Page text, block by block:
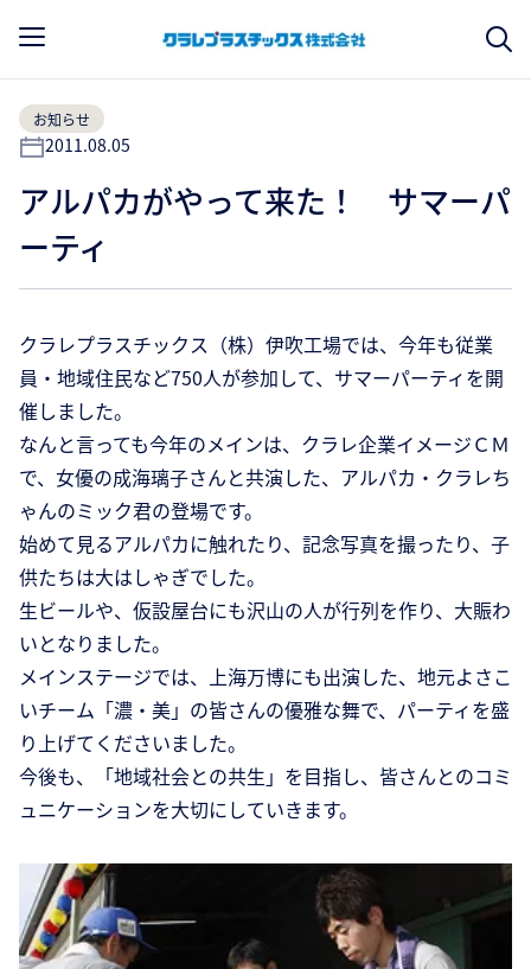
お知らせ
2011.08.05
アルパカがやって来た！ サマーパ
ーティ
クラレプラスチックス（株）伊吹工場では、今年も従業
員・地域住民など750人が参加して、サマーパーティを開
催しました。
なんと言っても今年のメインは、クラレ企業イメージＣＭ
で、女優の成海璃子さんと共演した、アルパカ・クラレち
ゃんのミック君の登場です。
始めて見るアルパカに触れたり、記念写真を撮ったり、子
供たちは大はしゃぎでした。
生ビールや、仮設屋台にも沢山の人が行列を作り、大賑わ
いとなりました。
メインステージでは、上海万博にも出演した、地元よさこ
いチーム「濃・美」の皆さんの優雅な舞で、パーティを盛
り上げてくださいました。
今後も、「地域社会との共生」を目指し、皆さんとのコミ
ュニケーションを大切にしていきます。